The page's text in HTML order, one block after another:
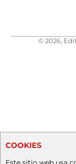
© 2026,
COOKIES